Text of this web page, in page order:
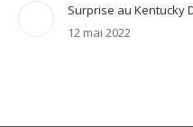
Surprise au Kentucky
12 mai 2022